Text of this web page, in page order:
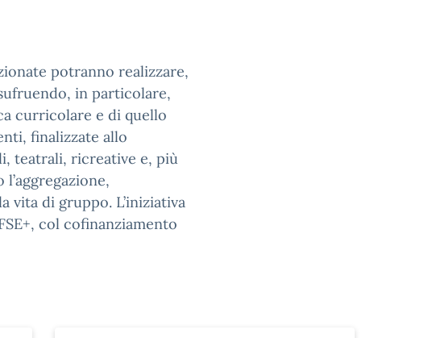
potranno realizzare,
in particolare,
curricolare e di quello
finalizzate allo
teatrali, ricreative e, più
vita di gruppo. L’iniziativa
col cofinanziamento